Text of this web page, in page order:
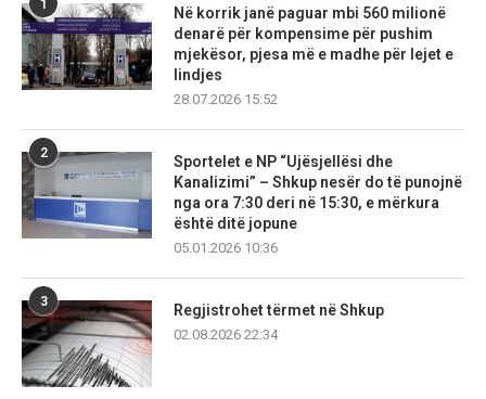
1
Në korrik janë paguar mbi 560 milionë
denarë për kompensime për pushim
mjekësor, pjesa më e madhe për lejet e
lindjes
28.07.2026 15:52
2
Sportelet e NP “Ujësjellësi dhe
Kanalizimi” – Shkup nesër do të punojnë
nga ora 7:30 deri në 15:30, e mërkura
është ditë jopune
05.01.2026 10:36
3
Regjistrohet tërmet në Shkup
02.08.2026 22:34